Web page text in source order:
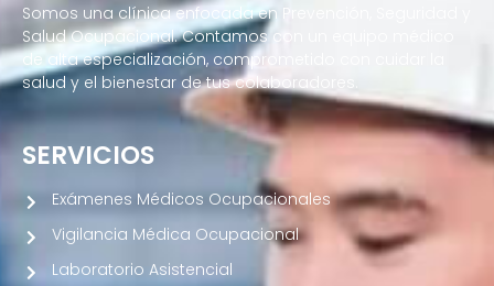
Somos una clínica enfocada en Prevención, Seguridad y
Salud Ocupacional. Contamos con un equipo médico
de alta especialización, comprometido con cuidar la
salud y el bienestar de tus colaboradores.
SERVICIOS
Exámenes Médicos Ocupacionales
Vigilancia Médica Ocupacional
Laboratorio Asistencial